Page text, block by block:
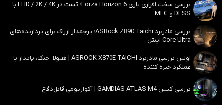
بررسی سخت افزاری بازی Forza Horizon 6؛ تست در FHD / 2K / 4K با
DLSS و MFG
بررسی مادربرد ASRock Z890 Taichi؛ پرچمدار ازراک برای پردازنده‌های
Core Ultra اینتل
اولین بررسی مادربرد ASROCK X870E TAICHI | هیولا، خنک، پایدار با
عملکرد خیره کننده
بررسی کیس GAMDIAS ATLAS M4 | آکواریومی قابل‌دفاع